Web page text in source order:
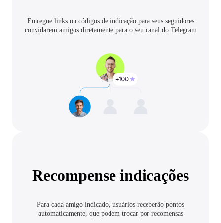
Entregue links ou códigos de indicação para seus seguidores
convidarem amigos diretamente para o seu canal do Telegram
Recompense indicações
Para cada amigo indicado, usuários receberão pontos
automaticamente, que podem trocar por recomensas